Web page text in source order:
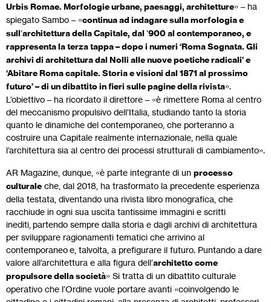
Urbis Romae. Morfologie urbane, paesaggi, architetture» – ha
spiegato Sambo – «continua ad indagare sulla morfologia e
sull’architettura della Capitale, dal ‘900 al contemporaneo, e
rappresenta la terza tappa – dopo i numeri ‘Roma Sognata. Gli
archivi di architettura dal Nolli alle nuove poetiche radicali’ e
‘Abitare Roma capitale. Storia e visioni dal 1871 al prossimo
futuro’ – di un dibattito in fieri sulle pagine della rivista».
L’obiettivo – ha ricordato il direttore – «è rimettere Roma al centro
del meccanismo propulsivo dell’Italia, studiando tanto la storia
quanto le dinamiche del contemporaneo, che porteranno a
costruire una Capitale realmente internazionale, nella quale
l’architettura sia al centro dei processi strutturali di cambiamento».
AR Magazine, dunque, «è parte integrante di un processo
culturale che, dal 2018, ha trasformato la precedente esperienza
della testata, diventando una rivista libro monografica, che
racchiude in ogni sua uscita tantissime immagini e scritti
inediti, partendo sempre dalla storia e dagli archivi di architettura
per sviluppare ragionamenti tematici che arrivino al
contemporaneo e, talvolta, a prefigurare il futuro. Puntando a dare
valore all’architettura e alla figura dell’architetto come
propulsore della società» Si tratta di un dibattito culturale
operativo che l’Ordine vuole portare avanti «coinvolgendo le